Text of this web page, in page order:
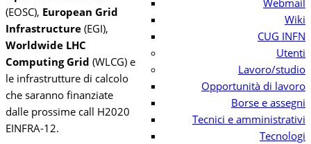
Webmail
Wiki
CUG INFN
Utenti
Lavoro/studio
Opportunità di lavoro
Borse e assegni
Tecnici e amministrativi
Tecnologi
(EOSC), European Grid
Infrastructure (EGI),
Worldwide LHC
Computing Grid (WLCG) e
le infrastrutture di calcolo
che saranno finanziate
dalle prossime call H2020
EINFRA-12.